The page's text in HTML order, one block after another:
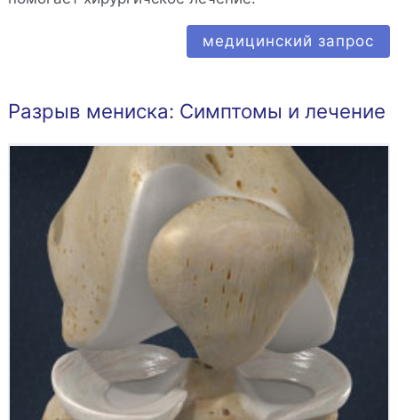
медицинский запрос
Разрыв мениска: Симптомы и лечение